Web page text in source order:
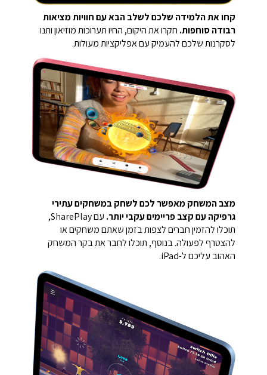
קחו את הלמידה שלכם לשלב הבא עם חוויות מציאות
רבודה סוחפות. חקרו את היקום, החיו תערוכות מוזיאון ותנו
לסקרנות שלכם להעמיק עם אפליקציות מעולות.
מצב המשחק מאפשר לכם לשחק במשחקים עתירי
גרפיקה עם קצב פריימים עקבי יותר.
עם SharePlay,
תוכלו להזמין חברים לצפות בזמן שאתם משחקים או
להצטרף לפעולה. בנוסף, תוכלו לחבר את בקר המשחק
האהוב עליכם ל-iPad.